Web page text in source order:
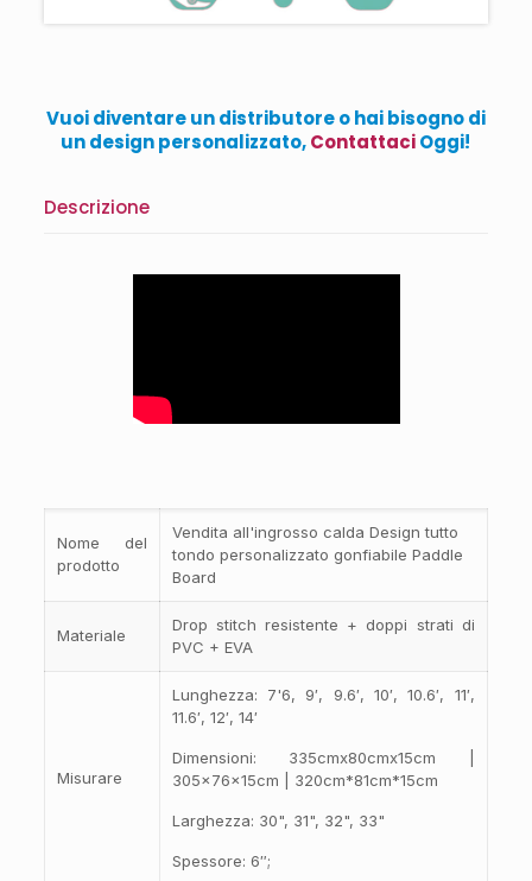
Vuoi diventare un distributore o hai bisogno di
un design personalizzato,ContattaciOggi!
Descrizione
Nome del
prodotto
Vendita all'ingrosso calda Design tutto
tondo personalizzato gonfiabile Paddle
Board
Materiale
Drop stitch resistente + doppi strati di
PVC + EVA
Misurare
Lunghezza: 7'6, 9′, 9.6′, 10′, 10.6′, 11′,
11.6′, 12′, 14′
Dimensioni: 335cmx80cmx15cm |
305x76x15cm | 320cm*81cm*15cm
Larghezza: 30", 31", 32", 33"
Spessore: 6″;